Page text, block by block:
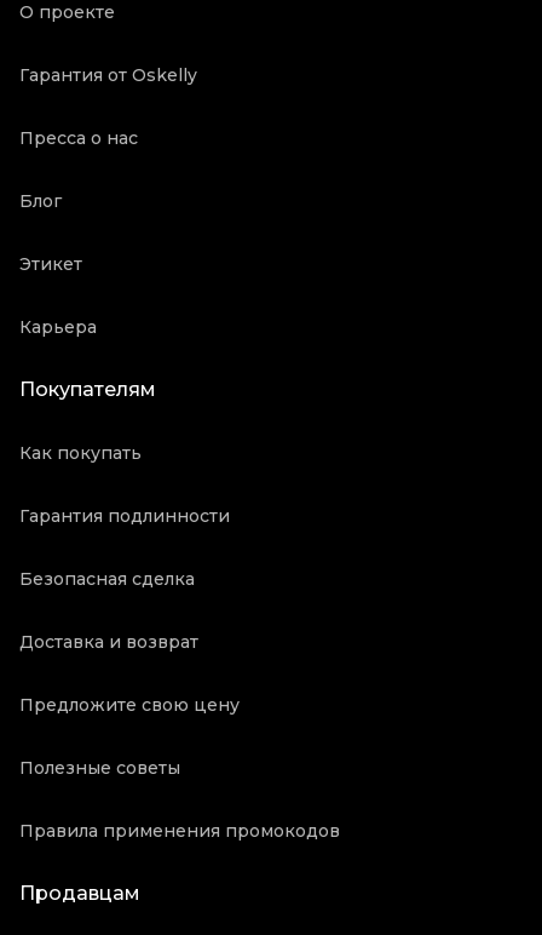
О проекте
Гарантия от Oskelly
Пресса о нас
Блог
Этикет
Карьера
Покупателям
Как покупать
Гарантия подлинности
Безопасная сделка
Доставка и возврат
Предложите свою цену
Полезные советы
Правила применения промокодов
Продавцам